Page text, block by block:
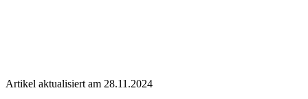
Artikel aktualisiert am 28.11.2024